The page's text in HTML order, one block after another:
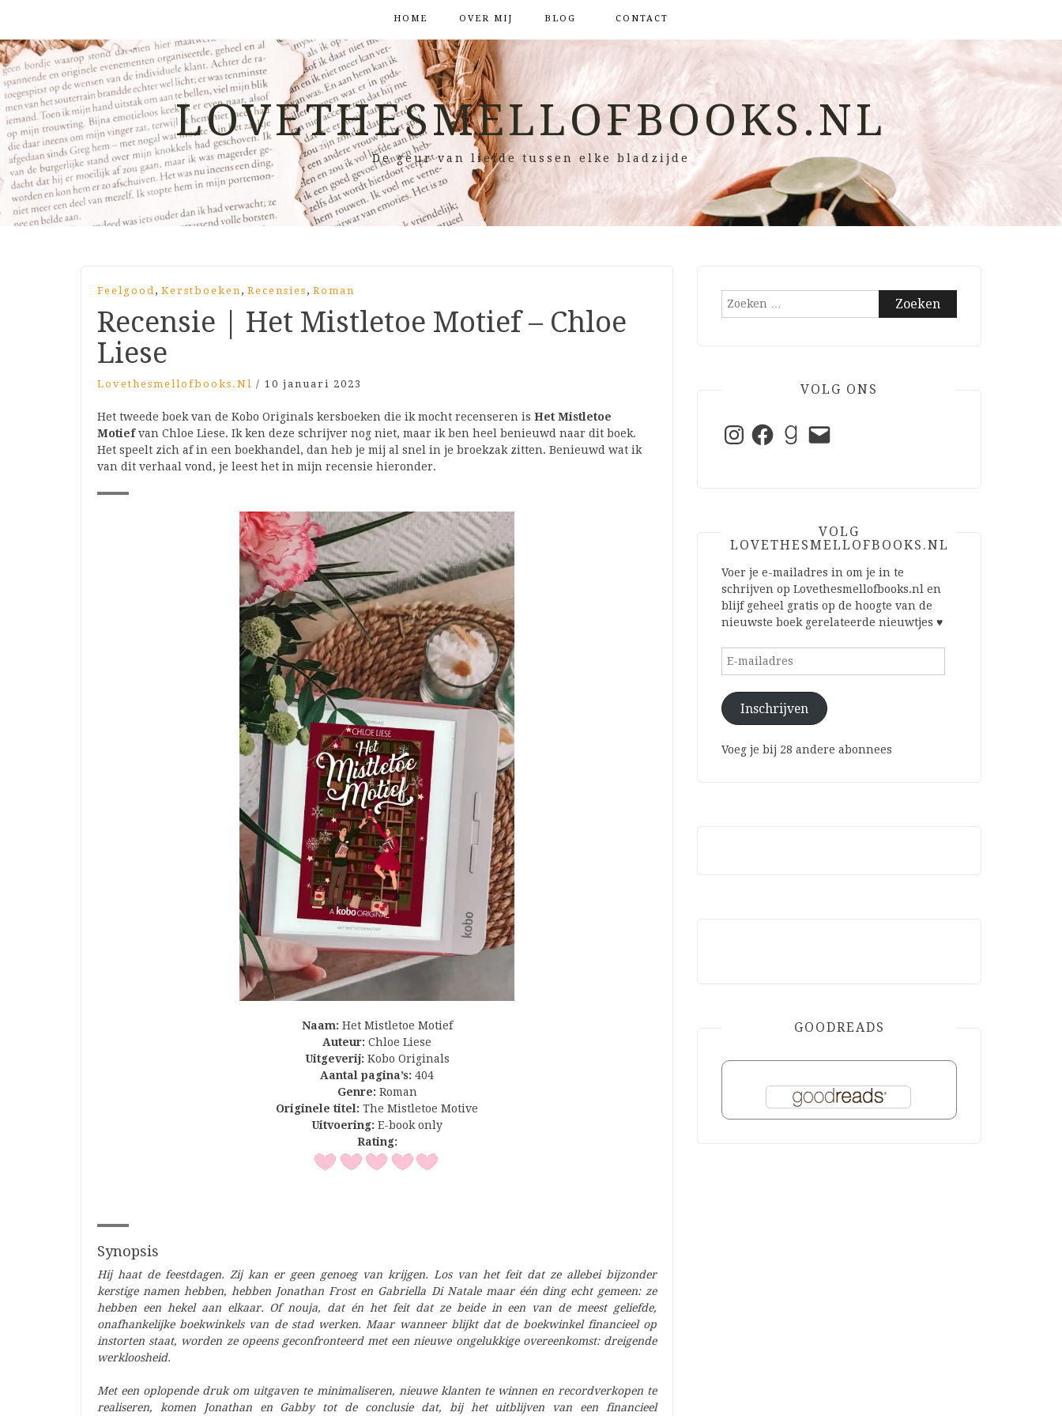
HOME OVER MIJ BLOG CONTACT
LOVETHESMELLOFBOOKS.NL
De geur van liefde tussen elke bladzijde
Feelgood, Kerstboeken , Recensies , Roman
Recensie | Het Mistletoe Motief – Chloe
Liese
Lovethesmellofbooks.nl / 10 januari 2023
Het tweede boek van de Kobo Originals kersboeken die ik mocht recenseren is Het Mistletoe
Motiefvan Chloe Liese. Ik ken deze schrijver nog niet, maar ik ben heel benieuwd naar dit boek.
Het speelt zich af in een boekhandel, dan heb je mij al snel in je broekzak zitten. Benieuwd wat ik
van dit verhaal vond, je leest het in mijn recensie hieronder.
Naam: Het Mistletoe Motief
Auteur: Chloe Liese
Uitgeverij: Kobo Originals
Aantal pagina’s: 404
Genre: Roman
Originele titel: The Mistletoe Motive
Uitvoering: E-book only
Rating:
Synopsis
Hij haat de feestdagen. Zij kan er geen genoeg van krijgen. Los van het feit dat ze allebei bijzonder
kerstige namen hebben, hebben Jonathan Frost en Gabriella Di Natale maar één ding echt gemeen: ze
hebben een hekel aan elkaar. Of nouja, dat én het feit dat ze beide in een van de meest geliefde,
onafhankelijke boekwinkels van de stad werken. Maar wanneer blijkt dat de boekwinkel financieel op
instorten staat, worden ze opeens geconfronteerd met een nieuwe ongelukkige overeenkomst: dreigende
werkloosheid.
Met een oplopende druk om uitgaven te minimaliseren, nieuwe klanten te winnen en recordverkopen te
realiseren, komen Jonathan en Gabby tot de conclusie dat, bij het uitblijven van een financieel
Zoeken
VOLG ONS
InstagramFacebookGoodreads
E-
mail
VOLG
LOVETHESMELLOFBOOKS.NL
Voer je e-mailadres in om je in te
schrijven op Lovethesmellofbooks.nl en
blijf geheel gratis op de hoogte van de
nieuwste boek gerelateerde nieuwtjes ♥
E-
Inschrijven
Voeg je bij 28 andere abonnees
GOODREADS